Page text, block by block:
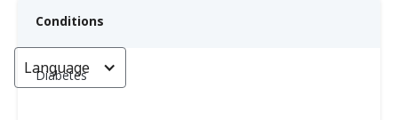
Conditions
Diabetes
Language